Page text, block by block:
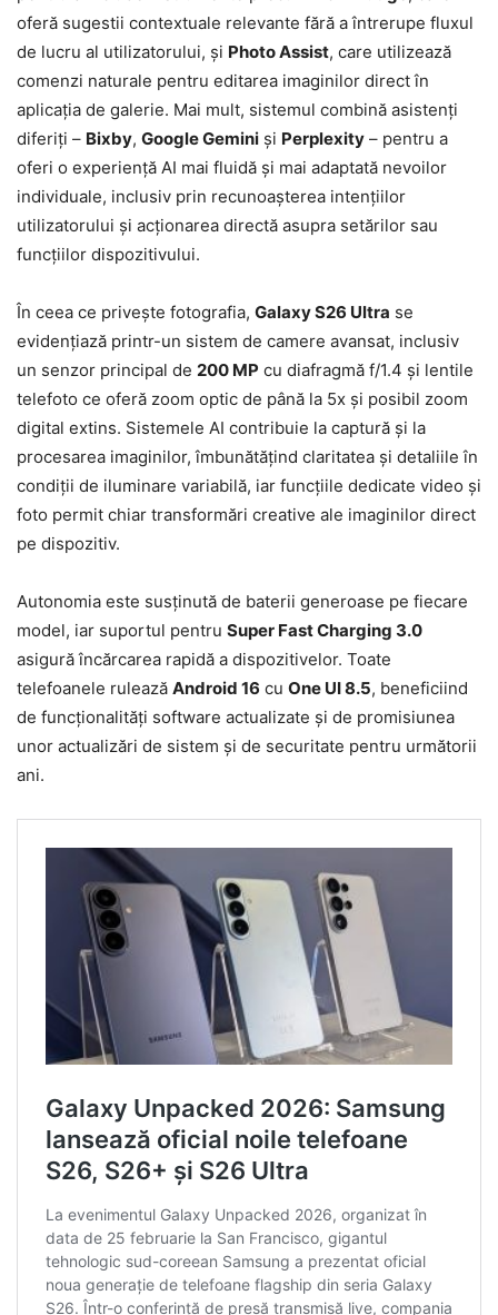
oferă sugestii contextuale relevante fără a întrerupe fluxul
de lucru al utilizatorului, și Photo Assist, care utilizează
comenzi naturale pentru editarea imaginilor direct în
aplicația de galerie. Mai mult, sistemul combină asistenți
diferiți – Bixby, Google Gemini și Perplexity – pentru a
oferi o experiență AI mai fluidă și mai adaptată nevoilor
individuale, inclusiv prin recunoașterea intențiilor
utilizatorului și acționarea directă asupra setărilor sau
funcțiilor dispozitivului.
În ceea ce privește fotografia, Galaxy S26 Ultra se
evidențiază printr-un sistem de camere avansat, inclusiv
un senzor principal de 200 MP cu diafragmă f/1.4 și lentile
telefoto ce oferă zoom optic de până la 5x și posibil zoom
digital extins. Sistemele AI contribuie la captură și la
procesarea imaginilor, îmbunătățind claritatea și detaliile în
condiții de iluminare variabilă, iar funcțiile dedicate video și
foto permit chiar transformări creative ale imaginilor direct
pe dispozitiv.
Autonomia este susținută de baterii generoase pe fiecare
model, iar suportul pentru Super Fast Charging 3.0
asigură încărcarea rapidă a dispozitivelor. Toate
telefoanele rulează Android 16 cu One UI 8.5, beneficiind
de funcționalități software actualizate și de promisiunea
unor actualizări de sistem și de securitate pentru următorii
ani.